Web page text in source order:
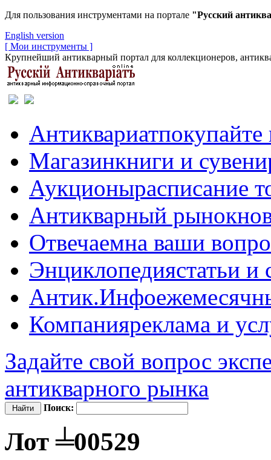
Для пользования инструментами на портале "Русский
English version
[ Мои инструменты ]
Крупнейший антикварный портал для коллекционеров,
Антиквариатпокупайте
Магазинкниги и
Аукционырасписание
Антикварный рынок
Отвечаемна ваши
Энциклопедиястатьи и
Антик.Инфо
Компанияреклама и
Задайте свой вопрос
антикварного рынка
Поиск:
Лот ╧00529